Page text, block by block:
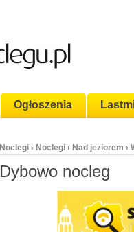
Ogłoszenia
Noclegi › Noclegi › Nad jeziorem ›
Dybowo nocleg